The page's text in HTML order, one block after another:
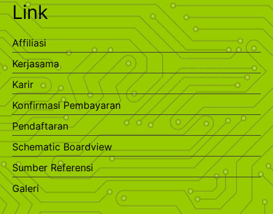
Link
Affiliasi
Kerjasama
Karir
Konfirmasi Pembayaran
Pendaftaran
Schematic Boardview
Sumber Referensi
Galeri